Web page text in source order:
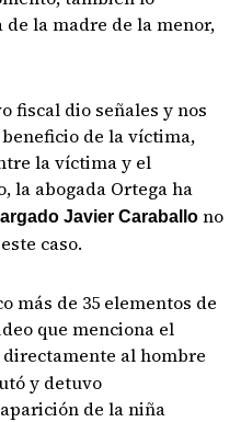
la madre de la menor,
fiscal dio señales y nos
de la víctima,
la víctima y el
la abogada Ortega ha
Javier Caraballo no
caso.
más de 35 elementos de
que menciona el
al hombre
y detuvo
de la niña